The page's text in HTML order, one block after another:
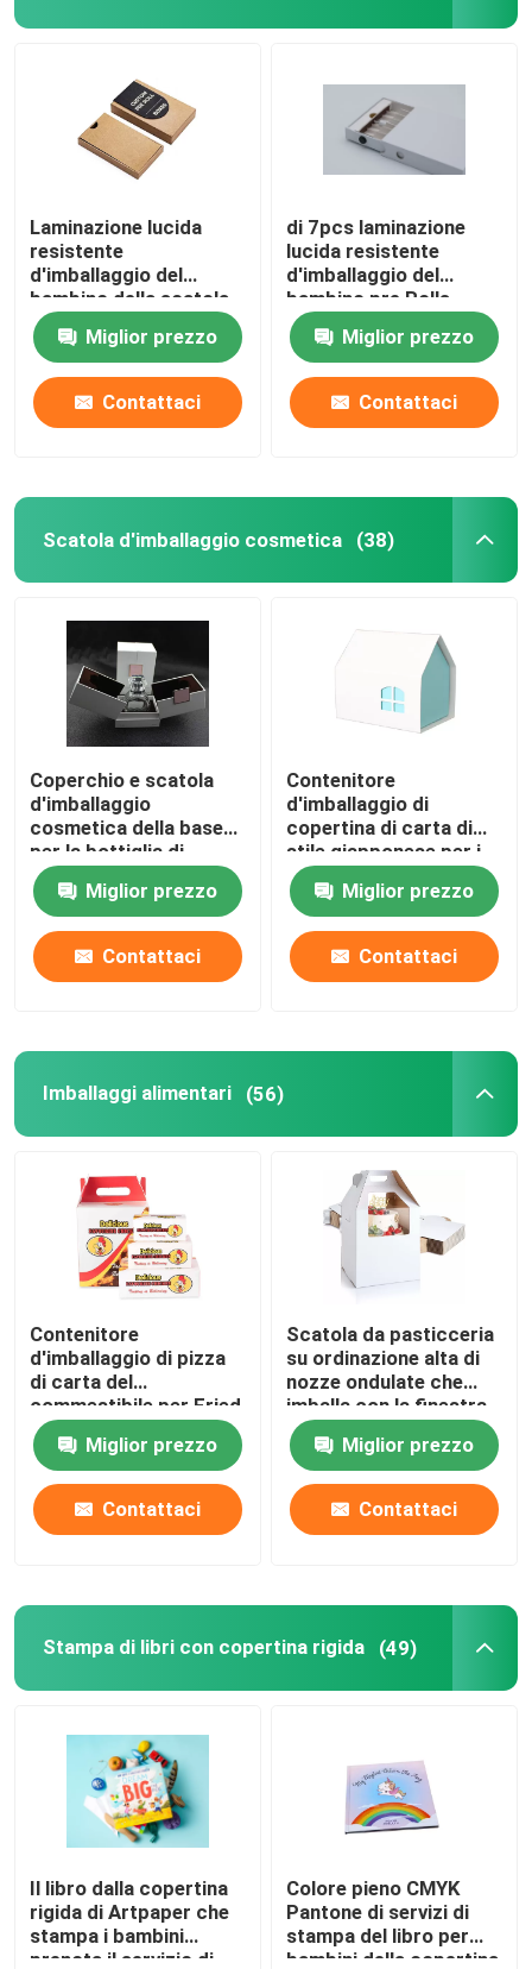
Laminazione lucida
resistente
d'imballaggio del
bambino della scatola
di Vape della
metropolitana del
cassetto
Miglior prezzo
Contattaci
di 7pcs laminazione
lucida resistente
d'imballaggio del
bambino pre Rolls
Miglior prezzo
Contattaci
Scatola d'imballaggio cosmetica (38)
Coperchio e scatola
d'imballaggio
cosmetica della base
per la bottiglia di
Parfume dell'olio
essenzialeMiglior prezzo
Contattaci
Contenitore
d'imballaggio di
copertina di carta di
stile giapponese per i
gioielli dello smalto
Miglior prezzo
Contattaci
Imballaggi alimentari (56)
Contenitore
d'imballaggio di pizza
di carta del
commestibile per Fried
Chicken francese
Miglior prezzo
Contattaci
Scatola da pasticceria
su ordinazione alta di
nozze ondulate che
imballa con la finestra
due
Miglior prezzo
Contattaci
Stampa di libri con copertina rigida (49)
Il libro dalla copertina
rigida di Artpaper che
stampa i bambini
prenota il servizio di
Colore pieno CMYK
Pantone di servizi di
stampa del libro per
bambini della copertina